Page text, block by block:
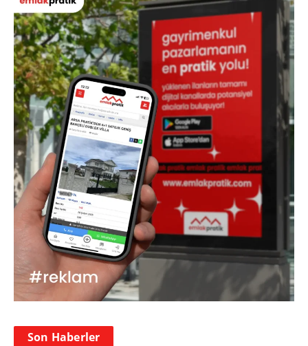
Son Haberler